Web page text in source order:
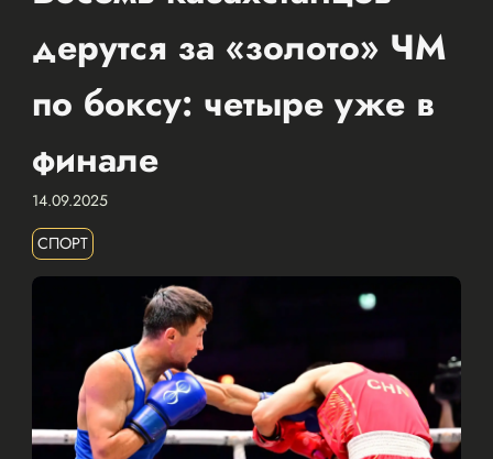
дерутся за «золото» ЧМ
по боксу: четыре уже в
финале
14.09.2025
СПОРТ